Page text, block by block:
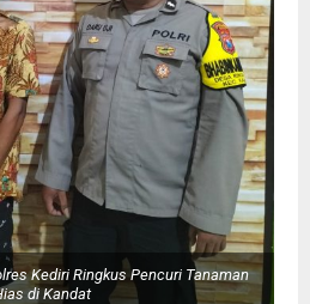
Kediri Ringkus Pencuri Tanaman
di Kandat